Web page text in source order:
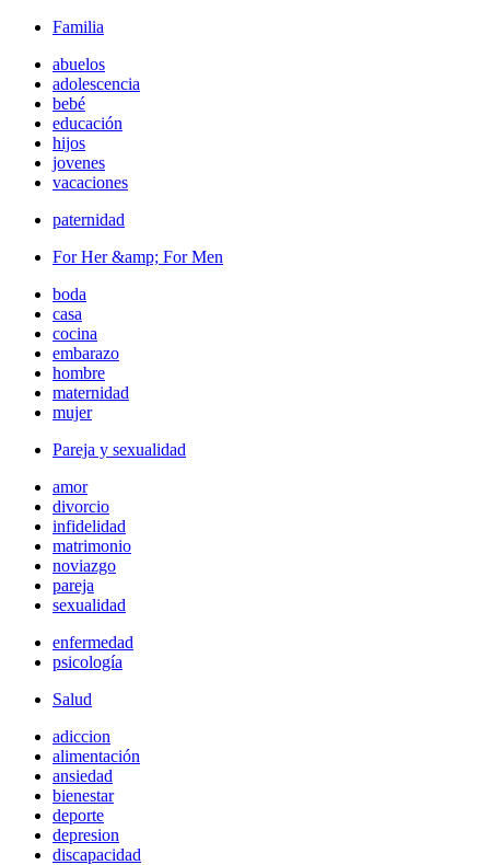
Familia
abuelos
adolescencia
bebé
educación
hijos
jovenes
vacaciones
paternidad
For Her &amp; For Men
boda
casa
cocina
embarazo
hombre
maternidad
mujer
Pareja y sexualidad
amor
divorcio
infidelidad
matrimonio
noviazgo
pareja
sexualidad
enfermedad
psicología
Salud
adiccion
alimentación
ansiedad
bienestar
deporte
depresion
discapacidad